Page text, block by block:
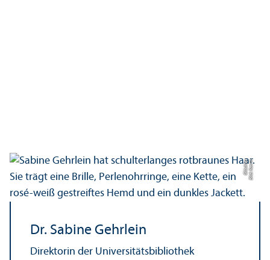
Bil
d:
K
a
t
ri
n
Gl
ü
c
kl
e
r
Dr. Sabine Gehrlein
Direktorin der Universitäts­bibliothek